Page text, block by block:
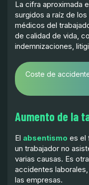
La cifra aproximada
surgidos a raíz de
médicos del
de calidad de vida,
indemnizaciones,
Coste de
Aumento de la
El absentismo es el
un trabajador no
varias causas. Es
accidentes
las empresas.